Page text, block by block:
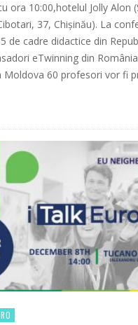
ora 10:00,hotelul Jolly Alon
37, Chișinău). La
de cadre didactice din
eTwinning din
Moldova 60 profesori vor fi